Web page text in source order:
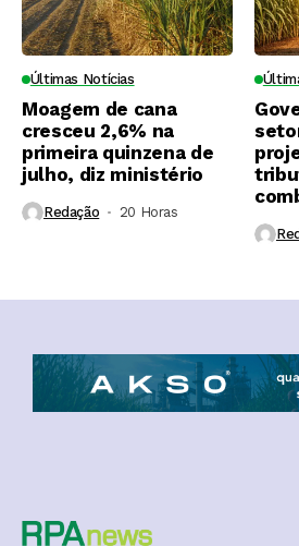
Últimas Notícias
Moagem de cana
cresceu 2,6% na
primeira quinzena de
julho, diz ministério
Redação 20 Horas ⁮